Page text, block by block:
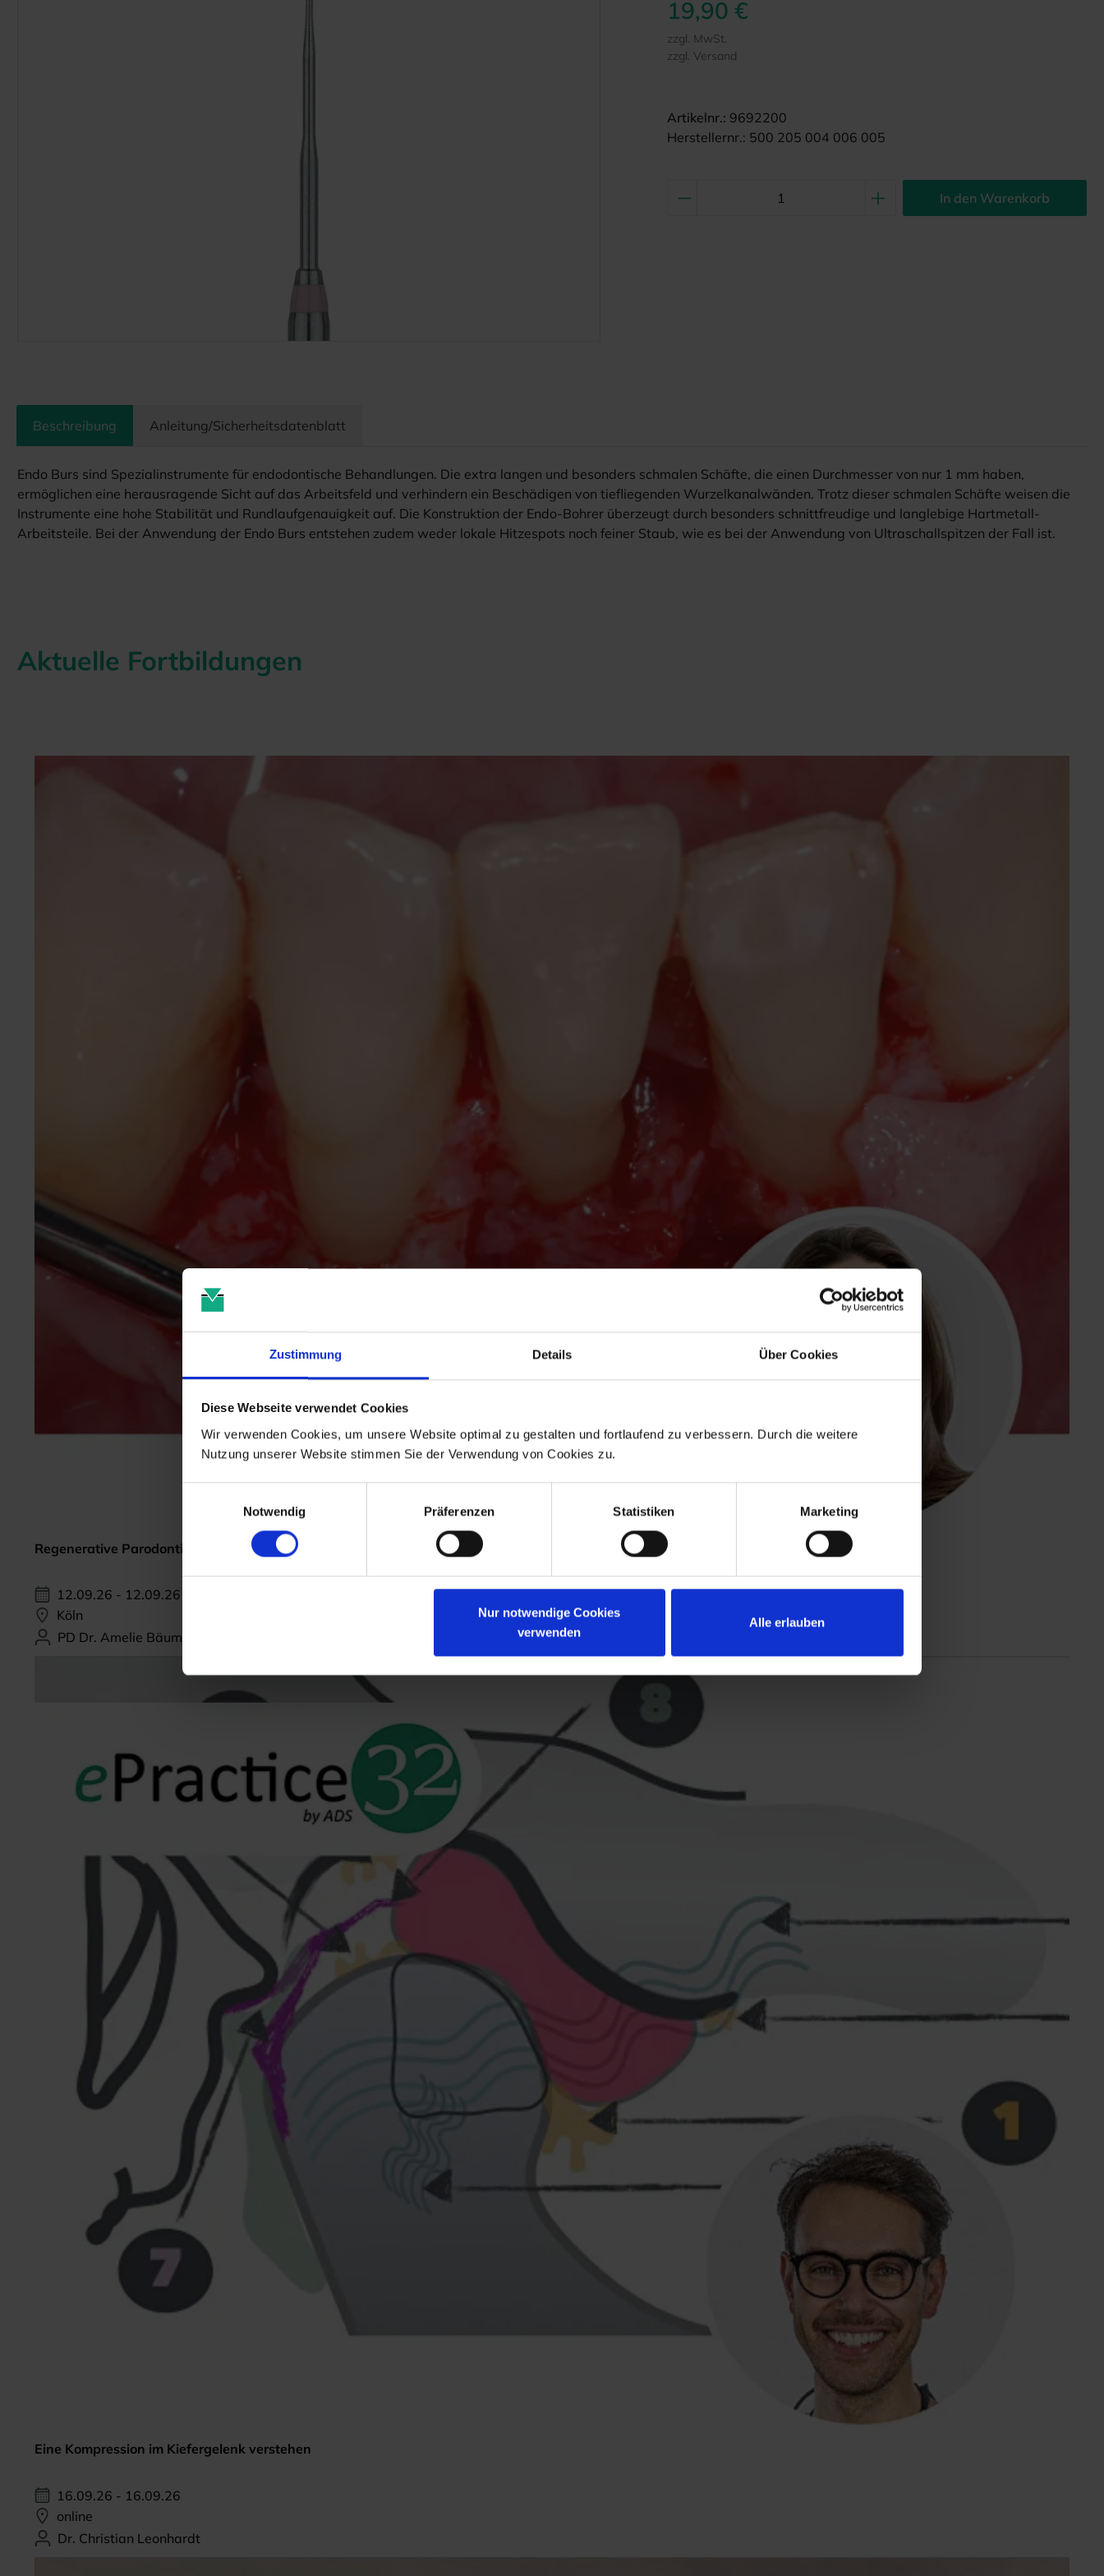
Zustimmung Details Über Cookies
Diese Webseite verwendet Cookies
Wir verwenden Cookies, um unsere Website optimal zu gestalten und fortlaufend zu verbessern. Durch die weitere
Nutzung unserer Website stimmen Sie der Verwendung von Cookies zu.
Notwendig
Präferenzen Statistiken Marketing
Nur notwendige Cookies
verwenden
Alle erlauben
19,90 €
zzgl. MwSt.
zzgl. Versand
Artikelnr.: 9692200
Herstellernr.: 500 205 004 006 005
In den Warenkorb
Beschreibung Anleitung/Sicherheitsdatenblatt
Endo Burs sind Spezialinstrumente für endodontische Behandlungen. Die extra langen und besonders schmalen Schäfte, die einen Durchmesser von nur 1 mm haben,
ermöglichen eine herausragende Sicht auf das Arbeitsfeld und verhindern ein Beschädigen von tiefliegenden Wurzelkanalwänden. Trotz dieser schmalen Schäfte weisen die
Instrumente eine hohe Stabilität und Rundlaufgenauigkeit auf. Die Konstruktion der Endo-Bohrer überzeugt durch besonders schnittfreudige und langlebige Hartmetall-
Arbeitsteile. Bei der Anwendung der Endo Burs entstehen zudem weder lokale Hitzespots noch feiner Staub, wie es bei der Anwendung von Ultraschallspitzen der Fall ist.
Aktuelle Fortbildungen
Regenerative Parodontitis-Therapie
12.09.26 - 12.09.26
Köln
PD Dr. Amelie Bäumer-König, M.Sc.
Eine Kompression im Kiefergelenk verstehen
16.09.26 - 16.09.26
online
Dr. Christian Leonhardt